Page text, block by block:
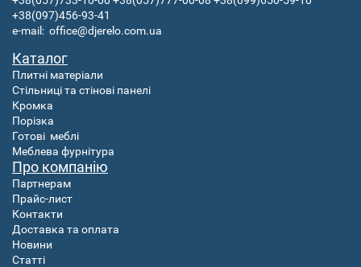
+38(097)456-93-41
e-mail: office@djerelo.com.ua
Каталог
Плитні матеріали
Стільниці та стінові панелі
Кромка
Порізка
Готові меблі
Меблева фурнітура
Про компанію
Партнерам
Прайс-лист
Контакти
Доставка та оплата
Новини
Статті